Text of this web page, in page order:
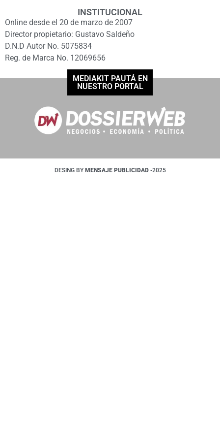
INSTITUCIONAL
Online desde el 20 de marzo de 2007
Director propietario: Gustavo Saldeño
D.N.D Autor No. 5075834
Reg. de Marca No. 12069656
MEDIAKIT PAUTÁ EN
NUESTRO PORTAL
DESING BY MENSAJE PUBLICIDAD -2025